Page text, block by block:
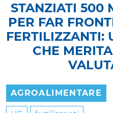
STANZIATI 500
PER FAR
FERTILIZZANTI:
CHE
AGROALIMENTARE